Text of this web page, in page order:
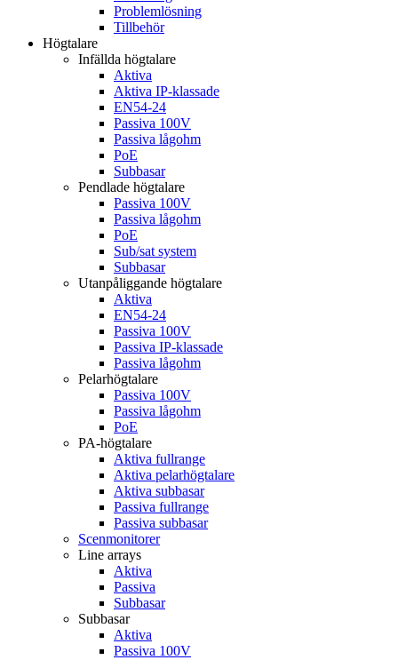
Problemlösning
Tillbehör
Högtalare
Infällda högtalare
Aktiva
Aktiva IP-klassade
EN54-24
Passiva 100V
Passiva lågohm
PoE
Subbasar
Pendlade högtalare
Passiva 100V
Passiva lågohm
PoE
Sub/sat system
Subbasar
Utanpåliggande högtalare
Aktiva
EN54-24
Passiva 100V
Passiva IP-klassade
Passiva lågohm
Pelarhögtalare
Passiva 100V
Passiva lågohm
PoE
PA-högtalare
Aktiva fullrange
Aktiva pelarhögtalare
Aktiva subbasar
Passiva fullrange
Passiva subbasar
Scenmonitorer
Line arrays
Aktiva
Passiva
Subbasar
Subbasar
Aktiva
Passiva 100V